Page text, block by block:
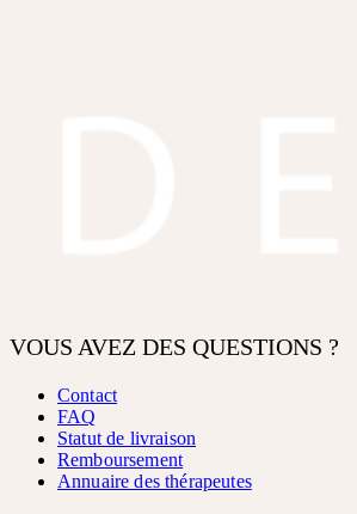
VOUS AVEZ DES QUESTIONS ?
Contact
FAQ
Statut de livraison
Remboursement
Annuaire des thérapeutes